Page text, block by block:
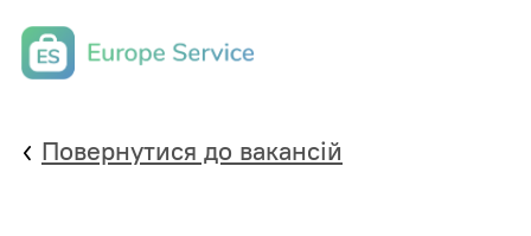
Повернутися до вакансій